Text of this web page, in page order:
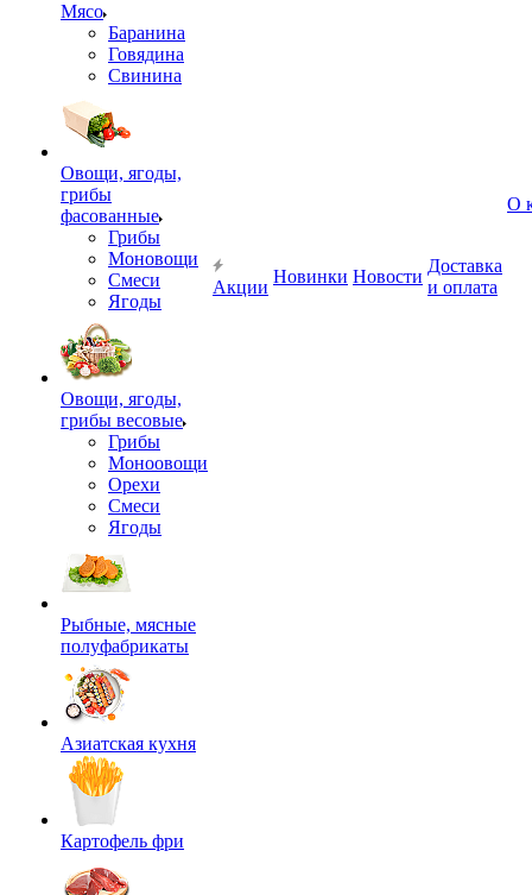
Мясо
Баранина
Говядина
Свинина
Овощи, ягоды,
грибы
фасованные
Грибы
Моновощи
Смеси
Ягоды
Овощи, ягоды,
грибы весовые
Грибы
Моноовощи
Орехи
Смеси
Ягоды
Рыбные, мясные
полуфабрикаты
Азиатская кухня
Картофель фри
Акции
Новинки Новости
Доставка
и оплата
О